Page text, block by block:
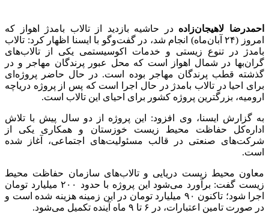
احمدرضا لاهیجان‌زادهدر حاشیه بازدید از تالاب بامدژ اهواز که
امروز (۲۴ آبان‌ماه) انجام شد، در گفت‌وگو با ایسنا اظهار کرد: تالاب
بامدژ در تنوع زیستی و خدمات اکوسیستمی یکی از تالاب‌های
گران‌بها در شمال اهواز است که محل عبور پرندگان مهاجر و در
گذشته قطب پرندگان مهاجر بوده است. در حال حاضر پروژه‌ای
برای احیا در تالاب بامدژ در حال اجرا است که پس از پروژه دریاچه
ارومیه، بزرگترین پروژه کشور برای احیای این تالاب است.
به گزارش ایسنا، وی افزود: این پروژه از دو سال پیش با تلاش
اداره‌کل حفاظت محیط زیست خوزستان و همکاری یکی از
شرکت‌های صنعتی در قالب مسئولیت‌های اجتماعی، آغاز شده
است.
معاون محیط زیست دریایی و تالاب‌های سازمان حفاظت محیط
زیست گفت: برآورد می‌شود این پروژه با حدود ۲۰۰ میلیارد تومان
اجرا شود؛ تاکنون ۹۰ میلیارد تومان در این زمینه هزینه شده است و
در صورت تامین اعتبارات، در ۶ تا ۹ ماه آینده تکمیل می‌شود.